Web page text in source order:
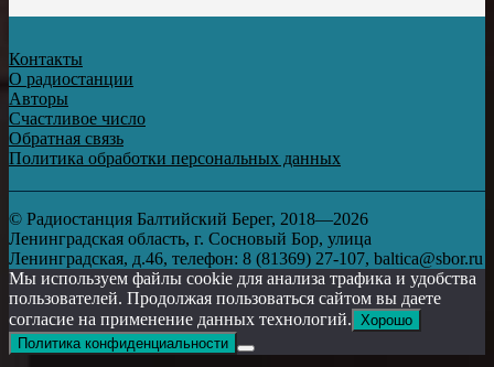
Контакты
О радиостанции
Авторы
Счастливое число
Обратная связь
Политика обработки персональных данных
© Радиостанция Балтийский Берег, 2018—2026
Ленинградская область, г. Сосновый Бор, улица
Ленинградская, д.46, телефон: 8 (81369) 27-107, baltica@sbor.ru
Мы используем файлы cookie для анализа трафика и удобства
пользователей. Продолжая пользоваться сайтом вы даете
согласие на применение данных технологий. Хорошо
Политика конфиденциальности